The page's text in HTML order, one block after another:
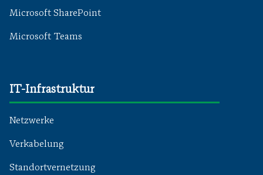
Microsoft SharePoint
Microsoft Teams
IT-Infrastruktur
Netzwerke
Verkabelung
Standortvernetzung